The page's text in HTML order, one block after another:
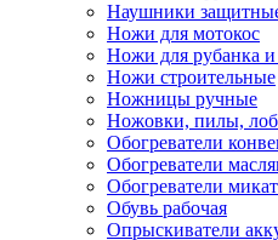
Наушники
Ножи для мотокос
Ножи для рубанка и
Ножи строительные
Ножницы ручные
Ножовки, пилы,
Обогреватели
Обогреватели
Обогреватели
Обувь рабочая
Опрыскиватели